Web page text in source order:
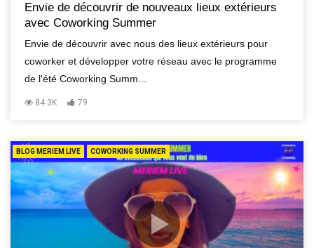
Envie de découvrir de nouveaux lieux extérieurs
avec Coworking Summer
Envie de découvrir avec nous des lieux extérieurs pour
coworker et développer votre réseau avec le programme
de l'été Coworking Summ...
84.3K 79
BLOG MERIEM LIVE COWORKING SUMMER